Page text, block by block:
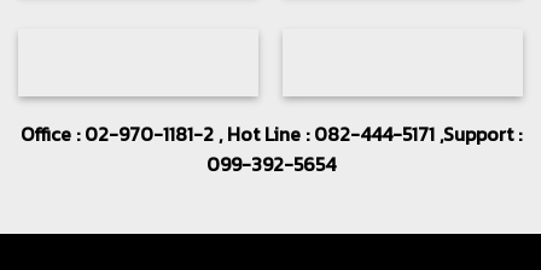
Office : 02-970-1181-2 , Hot Line : 082-444-5171 ,Support :
099-392-5654